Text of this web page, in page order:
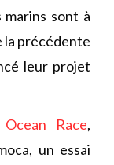
sont à
la précédente
leur projet
Race,
un essai